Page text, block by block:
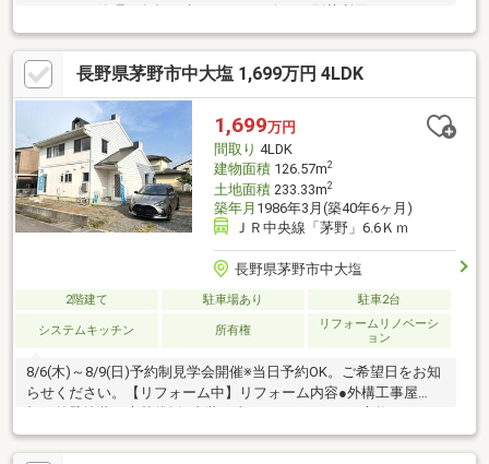
アの拠点として気軽に使える点が魅力です。■バルコニーは開放
感があり、樹木を整えることで山並みの眺望も期待できます。■
洗面台・トイレ・給湯器の交換、ウッドデッキ塗装、薪ストーブ
メンテナンス、敷地整備、ハウスクリーニング等を実施済なの
で、購入後すぐに利用可能です。
長野県茅野市中大塩 1,699万円 4LDK
1,699万円
間取り 4LDK
建物面積126.57m2
土地面積233.33m2
築年月 1986年3月(築40年6ヶ月)
ＪＲ中央線「茅野」6.6Ｋｍ
長野県茅野市中大塩
2階建て 駐車場あり 駐車2台
システムキッチン 所有権
リフォームリノベーシ
ョン
8/6(木)～8/9(日)予約制見学会開催※当日予約OK。ご希望日をお知
らせください。【リフォーム中】リフォーム内容●外構工事屋
ットバス交換、温水洗浄便座トイレ交換、洗面化粧台交換、フロ
ーリング上張り、クロス張替え、畳表替え、クッションフロア張